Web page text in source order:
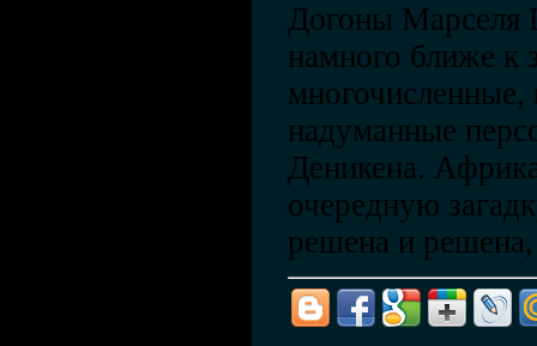
Догоны Марселя
намного ближе к
надуманные
Деникена.
очередную
решена и